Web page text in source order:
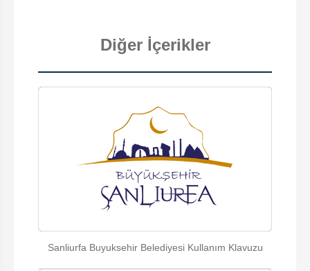
Diğer İçerikler
Sanliurfa Buyuksehir Belediyesi Kullanım Klavuzu